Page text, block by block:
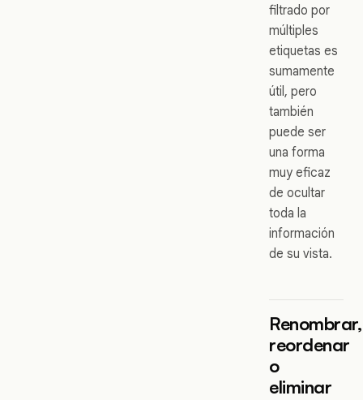
filtrado por
múltiples
etiquetas es
sumamente
útil, pero
también
puede ser
una forma
muy eficaz
de ocultar
toda la
información
de su vista.
Renombrar,
reordenar
o
eliminar